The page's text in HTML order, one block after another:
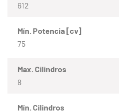
612
Mín. Potencia [cv]
75
Max. Cilindros
8
Mín. Cilindros